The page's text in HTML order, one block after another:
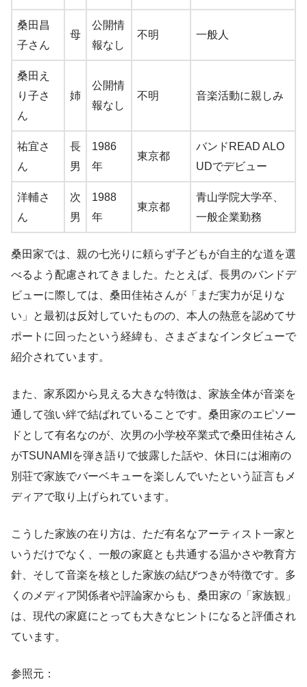
桑田昌
子さん
母
公開情
報なし
不明 一般人
桑田え
り子さ
ん
姉
公開情
報なし
不明 音楽活動に親しみ
祐宜さ
ん
長
男
1986
年
東京都
バンドREAD ALO
UDでデビュー
洋輔さ
ん
次
男
1988
年
東京都
青山学院大学卒、
一般企業勤務
桑田家では、親の七光りに頼らず子どもが自主的な道を選
べるよう配慮されてきました。たとえば、長男のバンドデ
ビューに際しては、桑田佳祐さんが「まだ実力が足りな
い」と最初は反対していたものの、本人の熱意を認めてサ
ポートに回ったという経緯も、さまざまなインタビューで
紹介されています。
また、家系図から見える大きな特徴は、家族全体が音楽を
通して強い絆で結ばれていることです。桑田家のエピソー
ドとして有名なのが、次男の小学校卒業式で桑田佳祐さん
がTSUNAMIを弾き語りで披露した話や、休日には湘南の
別荘で家族でバーベキューを楽しんでいたという証言もメ
ディアで取り上げられています。
こうした家族の在り方は、ただ有名なアーティスト一家と
いうだけでなく、一般の家庭とも共通する温かさや教育方
針、そして音楽を核とした家族の結びつきが特徴です。多
くのメディア関係者や評論家からも、桑田家の「家族観」
は、現代の家庭にとっても大きなヒントになると評価され
ています。
参照元：